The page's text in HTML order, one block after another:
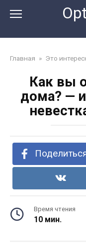
Главная » Это
Как вы
дома? —
Время чтения
10 мин.